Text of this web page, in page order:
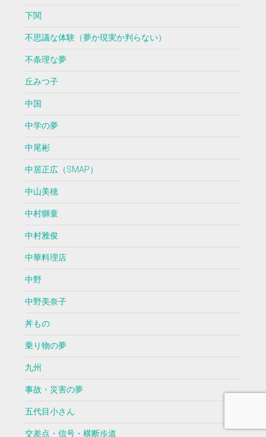
下関
不思議な体験（夢か現実か判らない）
不条理な夢
丘みつ子
中国
中学の夢
中尾彬
中居正広（SMAP）
中山美穂
中村獅童
中村雅俊
中華料理店
中野
中野美奈子
丼もの
乗り物の夢
九州
事故・災害の夢
五代目小さん
交差点・信号・横断歩道